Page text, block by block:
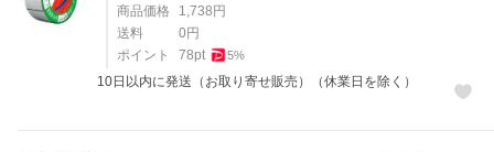
商品価格 1,738円
送料
0円
ポイント
78pt 5%
10日以内に発送（お取り寄せ販売）（休業日を除く）